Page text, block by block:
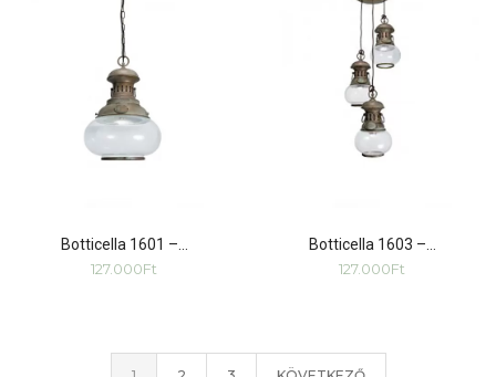
Botticella 1601 –…
127.000Ft
Botticella 1603 –…
127.000Ft